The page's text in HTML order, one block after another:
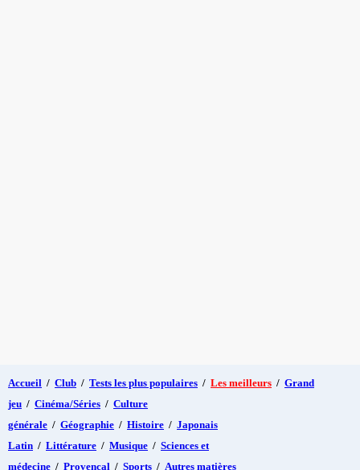
Accueil / Club / Tests les plus populaires / Les meilleurs / Grand
jeu / Cinéma/Séries / Culture
générale / Géographie / Histoire / Japonais
Latin / Littérature / Musique / Sciences et
médecine / Provençal / Sports / Autres matières